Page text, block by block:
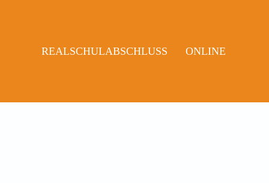
REALSCHULABSCHLUSS ONLINE